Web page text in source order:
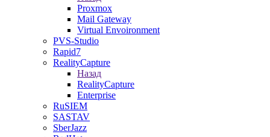
Proxmox
Mail Gateway
Virtual Envoironment
PVS-Studio
Rapid7
RealityCapture
Назад
RealityCapture
Enterprise
RuSIEM
SASTAV
SberJazz